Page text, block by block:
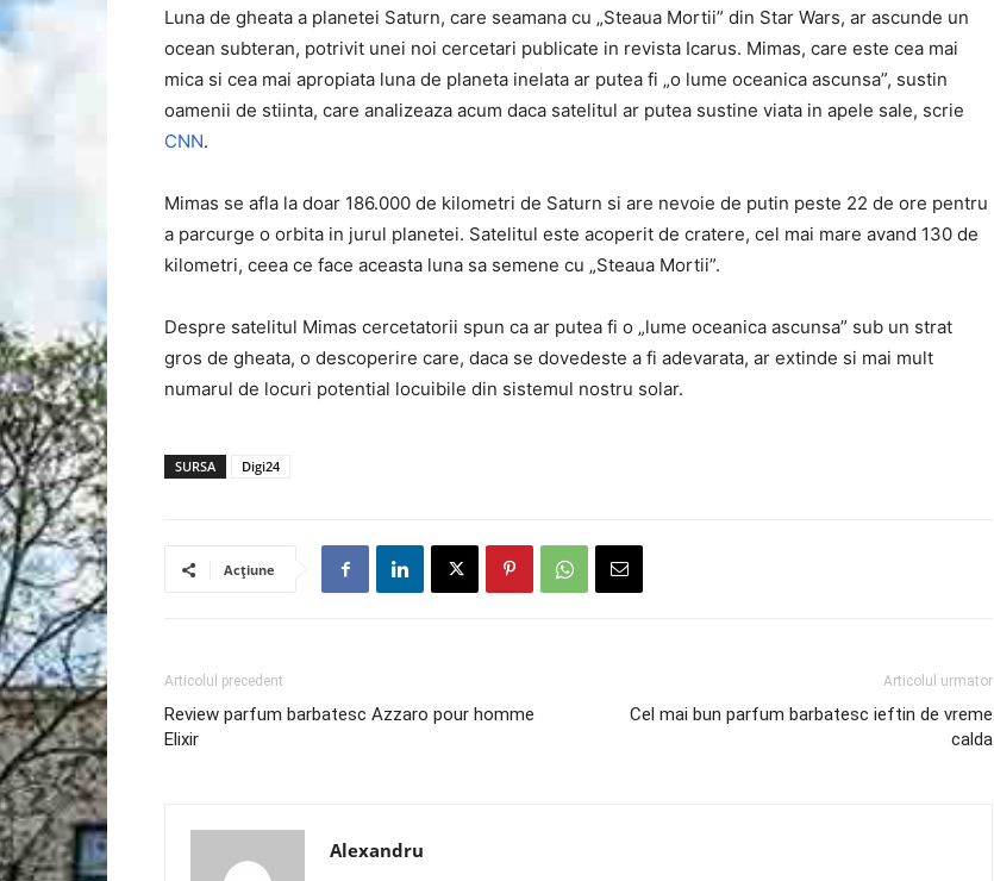
Luna de gheata a planetei Saturn, care seamana cu „Steaua Mortii” din Star Wars, ar ascunde un
ocean subteran, potrivit unei noi cercetari publicate in revista Icarus. Mimas, care este cea mai
mica si cea mai apropiata luna de planeta inelata ar putea fi „o lume oceanica ascunsa”, sustin
oamenii de stiinta, care analizeaza acum daca satelitul ar putea sustine viata in apele sale, scrie
CNN.
Mimas se afla la doar 186.000 de kilometri de Saturn si are nevoie de putin peste 22 de ore pentru
a parcurge o orbita in jurul planetei. Satelitul este acoperit de cratere, cel mai mare avand 130 de
kilometri, ceea ce face aceasta luna sa semene cu „Steaua Mortii”.
Despre satelitul Mimas cercetatorii spun ca ar putea fi o „lume oceanica ascunsa” sub un strat
gros de gheata, o descoperire care, daca se dovedeste a fi adevarata, ar extinde si mai mult
numarul de locuri potential locuibile din sistemul nostru solar.
SURSA Digi24
Acțiune
Articolul precedent
Review parfum barbatesc Azzaro pour homme
Elixir
Articolul urmator
Cel mai bun parfum barbatesc ieftin de vreme
calda
Alexandru